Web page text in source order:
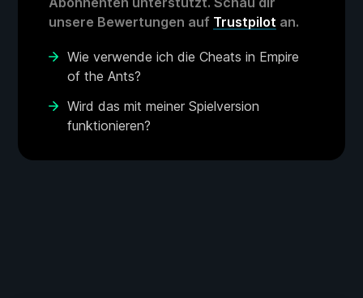
unsere Bewertungen auf Trustpilot an.
Wie verwende ich die Cheats in Empire
of the Ants?
Wird das mit meiner Spielversion
funktionieren?